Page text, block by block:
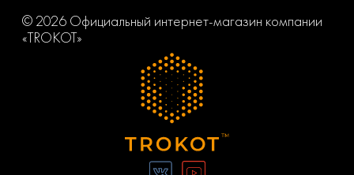
© 2026 Официальный интернет-магазин компании
«TROKOT»